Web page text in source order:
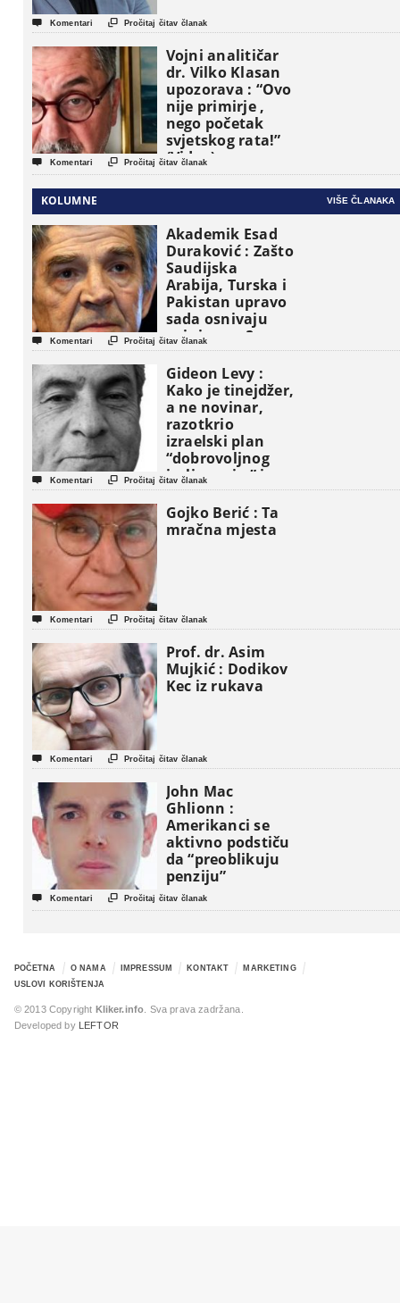
 Komentari  Pročitaj čitav članak
Vojni analitičar
dr. Vilko Klasan
upozorava : “Ovo
nije primirje ,
nego početak
svjetskog rata!”
(Video)
 Komentari  Pročitaj čitav članak
KOLUMNE VIŠE ČLANAKA
Akademik Esad
Duraković : Zašto
Saudijska
Arabija, Turska i
Pakistan upravo
sada osnivaju
vojni savez?
 Komentari  Pročitaj čitav članak
Gideon Levy :
Kako je tinejdžer,
a ne novinar,
razotkrio
izraelski plan
“dobrovoljnog
iseljavanja ” iz
Gaze
 Komentari  Pročitaj čitav članak
Gojko Berić : Ta
mračna mjesta
 Komentari  Pročitaj čitav članak
Prof. dr. Asim
Mujkić : Dodikov
Kec iz rukava
 Komentari  Pročitaj čitav članak
John Mac
Ghlionn :
Amerikanci se
aktivno podstiču
da “preoblikuju
penziju”
 Komentari  Pročitaj čitav članak
POČETNA O NAMA IMPRESSUM KONTAKT
MARKETING
USLOVI KORIŠTENJA
© 2013 Copyright Kliker.info . Sva prava zadržana.
Developed by
LEFTOR